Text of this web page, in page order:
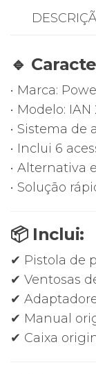
Comprimido
–
6
Peças
–
IAN
298875
🔹
• Marca:
• Modelo:
• Sistema de
• Inclui 6
• Alternativa
• Solução
📦 Inclui:
✔ Pistola de
✔ Ventosas
✔
✔ Manual
✔ Caixa